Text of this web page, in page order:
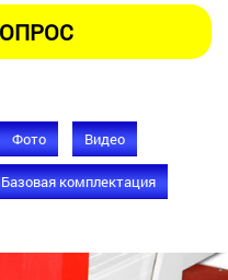
Фото Видео
Базовая комплектация